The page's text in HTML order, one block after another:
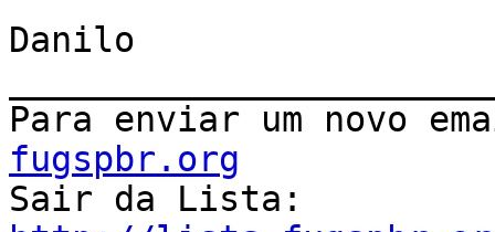
Danilo
Para enviar um novo
fugspbr.org